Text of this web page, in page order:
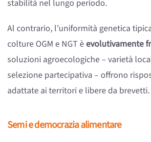
stabilità nel lungo periodo.
Al contrario, l’uniformità genetica
colture OGM e NGT èevolutivamente
soluzioni agroecologiche – varietà
selezione partecipativa – offrono
adattate ai territori e libere da brevetti.
Semi e democrazia alimentare